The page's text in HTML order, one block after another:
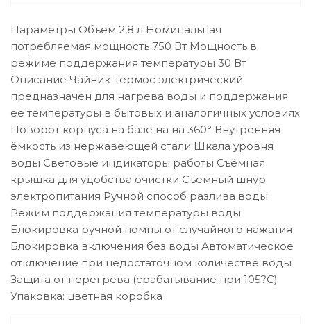
Параметры Объем 2,8 л Номинальная
потребляемая мощность 750 Вт Мощность в
режиме поддержания температуры 30 Вт
Описание Чайник-термос электрический
предназначен для нагрева воды и поддержания
ее температуры в бытовых и аналогичных условиях
Поворот корпуса на базе на на 360° Внутренняя
ёмкость из нержавеющей стали Шкала уровня
воды Световые индикаторы работы Съёмная
крышка для удобства очистки Съёмный шнур
электропитания Ручной способ разлива воды
Режим поддержания температуры воды
Блокировка ручной помпы от случайного нажатия
Блокировка включения без воды Автоматическое
отключение при недостаточном количестве воды
Защита от перегрева (срабатывание при 105?C)
Упаковка: цветная коробка